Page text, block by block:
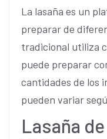
La lasaña es un
preparar de
tradicional utiliza
puede preparar
cantidades de los
pueden variar
Lasaña